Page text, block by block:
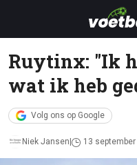
Ruytinx: "Ik
wat ik heb
Volg ons op Google
Niek Jansen 13